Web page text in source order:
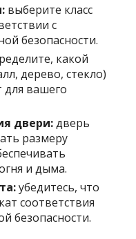
выберите класс
с
безопасности.
какой
дерево, стекло)
для вашего
двери:дверь
размеру
и дыма.
убедитесь, что
соответствия
безопасности.